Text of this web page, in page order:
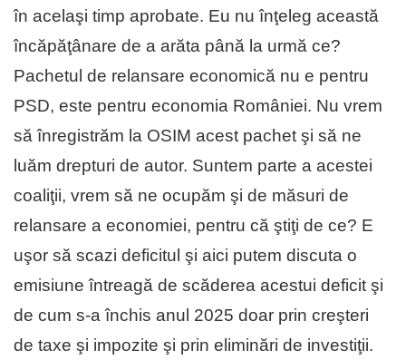
în acelaşi timp aprobate. Eu nu înţeleg această
încăpăţânare de a arăta până la urmă ce?
Pachetul de relansare economică nu e pentru
PSD, este pentru economia României. Nu vrem
să înregistrăm la OSIM acest pachet şi să ne
luăm drepturi de autor. Suntem parte a acestei
coaliţii, vrem să ne ocupăm şi de măsuri de
relansare a economiei, pentru că ştiţi de ce? E
uşor să scazi deficitul şi aici putem discuta o
emisiune întreagă de scăderea acestui deficit şi
de cum s-a închis anul 2025 doar prin creşteri
de taxe şi impozite şi prin eliminări de investiţii.